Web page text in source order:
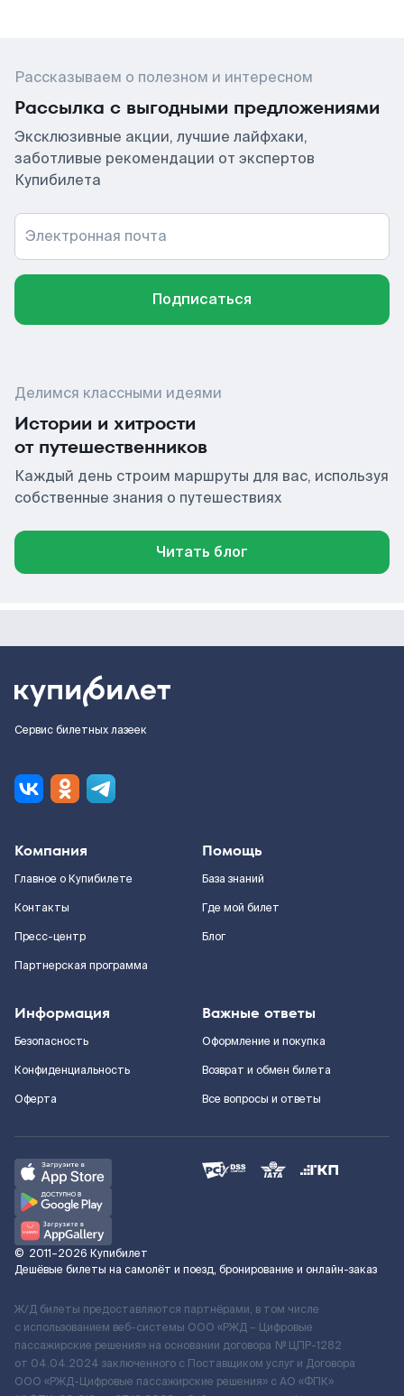
Рассказываем о полезном и интересном
Рассылка с выгодными предложениями
Эксклюзивные акции, лучшие лайфхаки,
заботливые рекомендации от экспертов
Купибилета
Электронная почта
Подписаться
Делимся классными идеями
Истории и хитрости
от путешественников
Каждый день строим маршруты для вас, используя
собственные знания о путешествиях
Читать блог
Сервис билетных лазеек
Компания
Главное о Купибилете
Контакты
Пресс-центр
Партнерская программа
Помощь
База знаний
Где мой билет
Блог
Информация
Безопасность
Конфиденциальность
Оферта
Важные ответы
Оформление и покупка
Возврат и обмен билета
Все вопросы и ответы
© 2011–2026 Купибилет
Дешёвые билеты на самолёт и поезд, бронирование и онлайн-заказ
Ж/Д билеты предоставляются партнёрами, в том числе
с использованием веб-системы ООО «РЖД – Цифровые
пассажирские решения» на основании договора № ЦПР-1282
от 04.04.2024 заключенного с Поставщиком услуг и Договора
ООО «РЖД-Цифровые пассажирские решения» c АО «ФПК»